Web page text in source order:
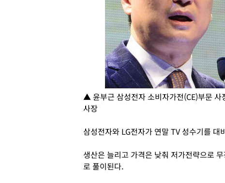
▲ 윤부근 삼성전자 소비자가전(CE)부문
사장
삼성전자와 LG전자가 연말 TV 성수기를
생산은 늘리고 가격은 낮춰 저가전략으로
로 풀이된다.